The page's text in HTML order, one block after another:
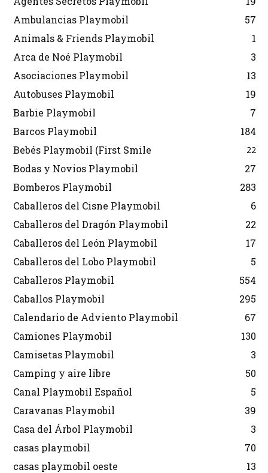
Ambulancias Playmobil
57
Animals & Friends Playmobil
1
Arca de Noé Playmobil
3
Asociaciones Playmobil
13
Autobuses Playmobil
19
Barbie Playmobil
7
Barcos Playmobil
184
Bebés Playmobil (First Smile
22
Bodas y Novios Playmobil
27
Bomberos Playmobil
283
Caballeros del Cisne Playmobil
6
Caballeros del Dragón Playmobil
22
Caballeros del León Playmobil
17
Caballeros del Lobo Playmobil
5
Caballeros Playmobil
554
Caballos Playmobil
295
Calendario de Adviento Playmobil
67
Camiones Playmobil
130
Camisetas Playmobil
3
Camping y aire libre
50
Canal Playmobil Español
5
Caravanas Playmobil
39
Casa del Árbol Playmobil
3
casas playmobil
70
casas playmobil oeste
13